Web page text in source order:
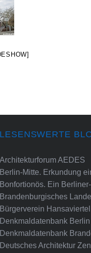
LESENSWERTE
Architekturforum AEDES
Berlin-Mitte. Erkundung
Bonfortionös. Ein
Brandenburgisches
Bürgerverein Hansaviertel
Denkmaldatenbank Berlin
Denkmaldatenbank
Deutsches Architektur